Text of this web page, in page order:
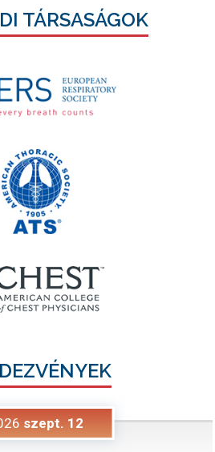
TÁRSASÁGOK
szept. 12